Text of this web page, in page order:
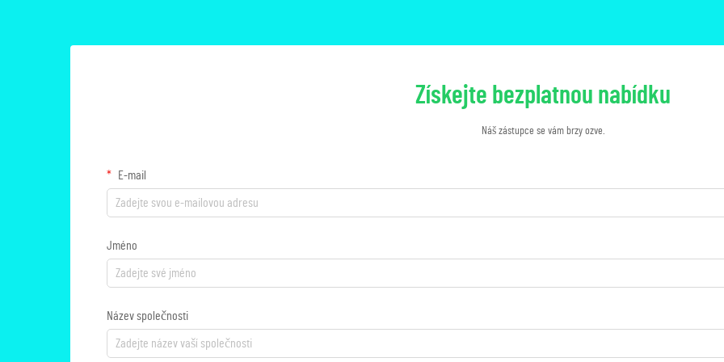
Získejte bezplatnou nabídku
Náš zástupce se vám brzy ozve.
E-mail
Jméno
Název společnosti